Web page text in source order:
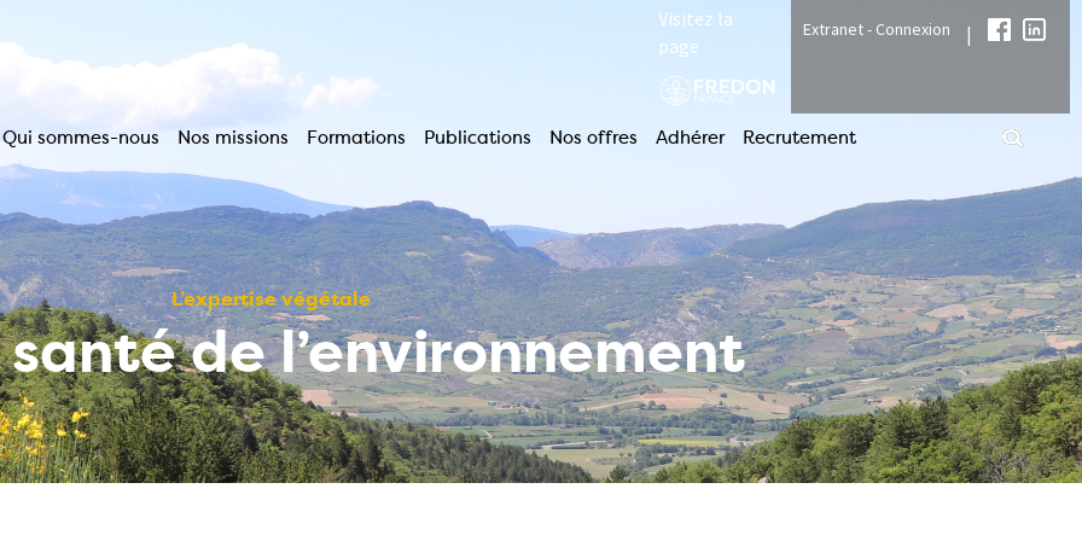
Visitez la
page
Extranet - Connexion |
Qui sommes-nous Nos missions Formations Publications Nos offres Adhérer Recrutement
L’expertise végétale
de l’environnement